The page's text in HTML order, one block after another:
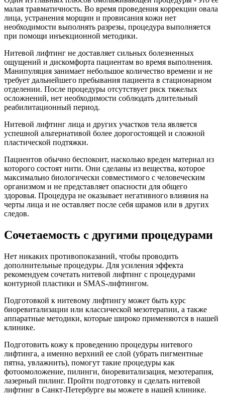
малая травматичность. Во время проведения коррекции овала
лица, устранения морщин и провисания кожи нет
необходимости выполнять разрезы, процедура выполняется
при помощи инъекционной методики.
Нитевой лифтинг не доставляет сильных болезненных
ощущений и дискомфорта пациентам во время выполнения.
Манипуляция занимает небольшое количество времени и не
требует дальнейшего пребывания пациента в стационарном
отделении. После процедуры отсутствует риск тяжелых
осложнений, нет необходимости соблюдать длительный
реабилитационный период.
Нитевой лифтинг лица и других участков тела является
успешной альтернативой более дорогостоящей и сложной
пластической подтяжки.
Пациентов обычно беспокоит, насколько вреден материал из
которого состоят нити. Они сделаны из вещества, которое
максимально биологически совместимого с человеческим
организмом и не представляет опасности для общего
здоровья. Процедура не оказывает негативного влияния на
черты лица и не оставляет после себя шрамов или в других
следов.
Сочетаемость с другими процедурами
Нет никаких противопоказаний, чтобы проводить
дополнительные процедуры. Для усиления эффекта
рекомендуем сочетать нитевой лифтинг с процедурами
контурной пластики и SMAS-лифтингом.
Подготовкой к нитевому лифтингу может быть курс
биоревитализации или классической мезотерапии, а также
аппаратные методики, которые широко применяются в нашей
клинике.
Подготовить кожу к проведению процедуры нитевого
лифтинга, а именно верхний ее слой (убрать пигментные
пятна, увлажнить), помогут такие процедуры как
фотоомоложение, пилинги, биоревитализация, мезотерапия,
лазерный пилинг. Пройти подготовку и сделать нитевой
лифтинг в Санкт-Петербурге вы можете в нашей клинике.